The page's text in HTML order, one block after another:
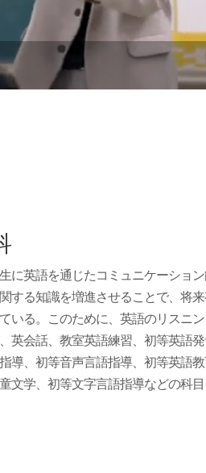
に英語を通じたコミュニケーショ
する知識を増進させることで、将
いる。このために、英語のリスニ
英会話、教室英語練習、初等英語
導、初等音声言語指導、初等英語
文学、初等文字言語指導などの科目